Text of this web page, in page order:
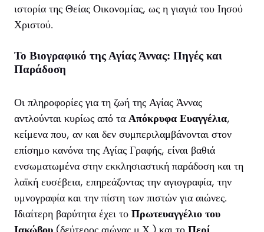
ιστορία της Θείας Οικονομίας, ως η γιαγιά του Ιησού
Χριστού.
Το Βιογραφικό της Αγίας Άννας: Πηγές και
Παράδοση
Οι πληροφορίες για τη ζωή της Αγίας Άννας
αντλούνται κυρίως από τα Απόκρυφα Ευαγγέλια,
κείμενα που, αν και δεν συμπεριλαμβάνονται στον
επίσημο κανόνα της Αγίας Γραφής, είναι βαθιά
ενσωματωμένα στην εκκλησιαστική παράδοση και τη
λαϊκή ευσέβεια, επηρεάζοντας την αγιογραφία, την
υμνογραφία και την πίστη των πιστών για αιώνες.
Ιδιαίτερη βαρύτητα έχει το Πρωτευαγγέλιο του